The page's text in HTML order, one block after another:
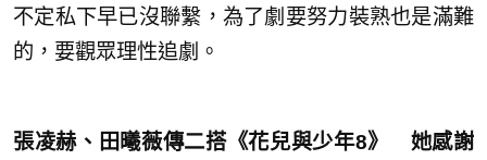
不定私下早已沒聯繫，為了劇要努力裝熟也是滿難
的，要觀眾理性追劇。
張凌赫、田曦薇傳二搭《花兒與少年8》 她感謝